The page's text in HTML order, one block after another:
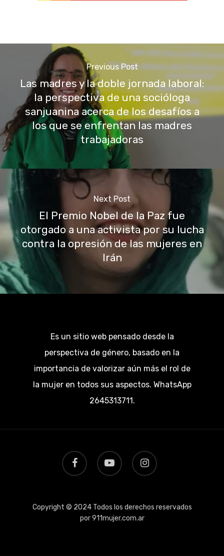
Previous Post
Las madres y la doble jornada laboral:
la perspectiva de una socióloga
sanjuanina acerca de los desafíos a
los que se enfrentan las madres
trabajadoras
Next Post
El Premio Nobel de la Paz fue
otorgado a una activista por su lucha
contra la opresión de las mujeres en
Irán
Es un sitio web pensado desde la
perspectiva de género, basado en la
importancia de valorizar aún más el rol de
la mujer en todos sus aspectos. WhatsApp
2645313711.
facebook youtube instagram
Copyright © 2024 Todos los derechos reservados
por 911mujer.com.ar